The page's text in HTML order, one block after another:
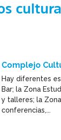
Complejo
Hay diferentes
Bar; la Zona
y talleres; la
conferencias,...